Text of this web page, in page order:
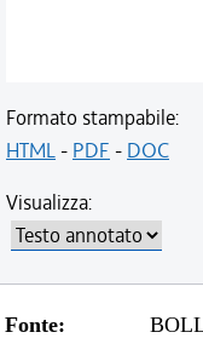
Formato stampabile:
HTML- PDF - DOC
Visualizza:
Fonte: